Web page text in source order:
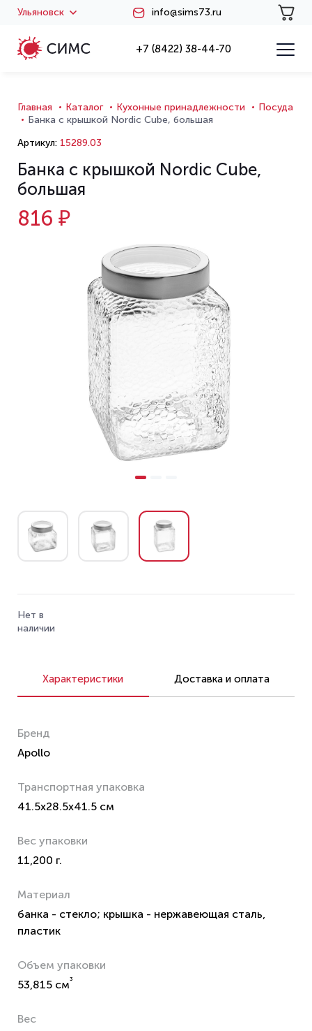
Ульяновск info@sims73.ru
+7 (8422) 38-44-70
Главная Каталог Кухонные принадлежности
Посуда
Банка с крышкой Nordic Cube, большая
Артикул: 15289.03
Банка с крышкой Nordic Cube,
большая
816 ₽
Нет в
наличии
Характеристики Доставка и оплата
Бренд
Apollo
Транспортная упаковка
41.5x28.5x41.5 см
Вес упаковки
11,200 г.
Материал
банка - стекло; крышка - нержавеющая сталь,
пластик
Объем упаковки
53,815 см³
Вес